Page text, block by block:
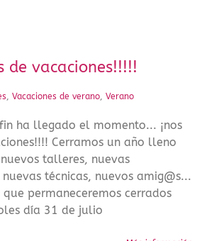
de vacaciones!!!!!
Vacaciones de verano Verano
ha llegado el momento... ¡nos
Cerramos un año lleno
talleres, nuevas
técnicas, nuevos amig@s...
permaneceremos cerrados
día 31 de julio